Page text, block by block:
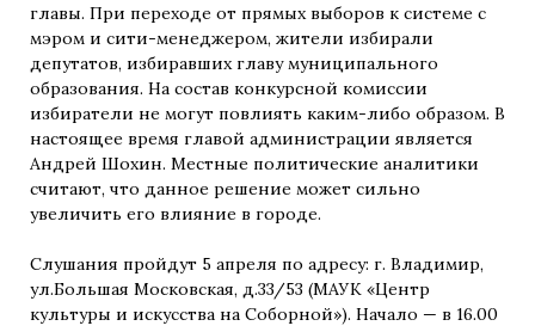
главы. При переходе от прямых выборов к системе с
мэром и сити-менеджером, жители избирали
депутатов, избиравших главу муниципального
образования. На состав конкурсной комиссии
избиратели не могут повлиять каким-либо образом. В
настоящее время главой администрации является
Андрей Шохин. Местные политические аналитики
считают, что данное решение может сильно
увеличить его влияние в городе.
Слушания пройдут 5 апреля по адресу: г. Владимир,
ул.Большая Московская, д.33/53 (МАУК «Центр
культуры и искусства на Соборной»). Начало — в 16.00